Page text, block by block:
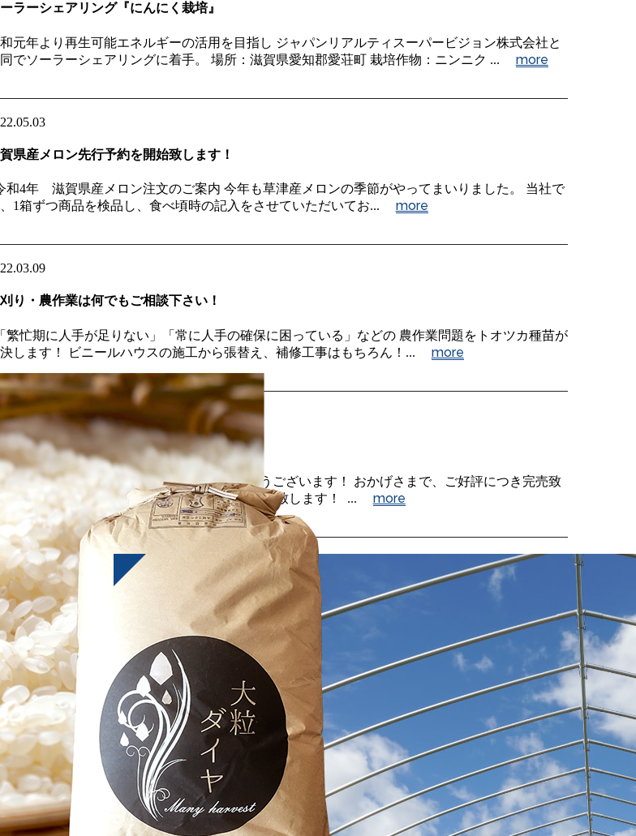
ラーシェアリング『にんにく栽培』
元年より再生可能エネルギーの活用を目指し ジャパンリアルティスーパービジョン株式会社と
でソーラーシェアリングに着手。 場所：滋賀県愛知郡愛荘町 栽培作物：ニンニク ...
more
県産メロン先行予約を開始致します！
和4年 滋賀県産メロン注文のご案内 今年も草津産メロンの季節がやってまいりました。 当社で
1箱ずつ商品を検品し、食べ頃時の記入をさせていただいてお...
more
り・農作業は何でもご相談下さい！
繁忙期に人手が足りない」「常に人手の確保に困っている」などの 農作業問題をトオツカ種苗が
します！ ビニールハウスの施工から張替え、補修工事はもちろん！...
more
産メロンは完売致しました！
さんのご注文を賜りまして、誠にありがとうございます！ おかげさまで、ご好評につき完売致
した！ また来シーズンも何卒、宜しくお願い致します！ ...
more